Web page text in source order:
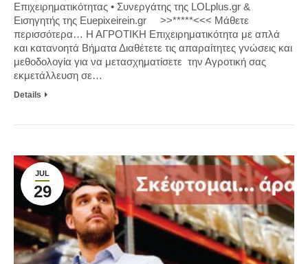
Επιχειρηματικότητας • Συνεργάτης της LOLplus.gr &
Εισηγητής της Euepixeirein.gr >>*****<<< Μάθετε
περισσότερα… Η ΑΓΡΟΤΙΚΗ Επιχειρηματικότητα με απλά
και κατανοητά Βήματα Διαθέτετε τις απαραίτητες γνώσεις και
μεθοδολογία για να μετασχηματίσετε την Αγροτική σας
εκμετάλλευση σε…
Details
JUL
29